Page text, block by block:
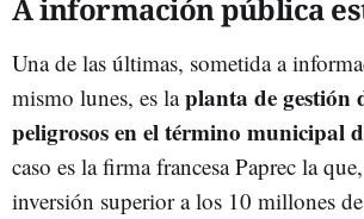
A información pública
Una de las últimas, sometida a
mismo lunes, es laplanta de gestión
peligrosos en el término municipal
caso es la firma francesa Paprec la
inversión superior a los 10 millones